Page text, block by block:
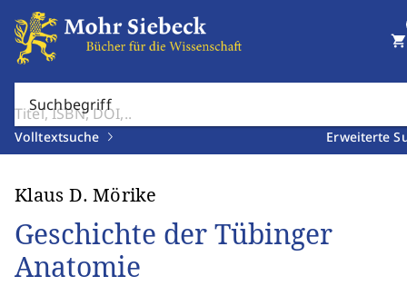
Suchbegriff
Volltextsuche Erweiterte
shopping_cart
Klaus D. Mörike
Geschichte der Tübinger
Anatomie